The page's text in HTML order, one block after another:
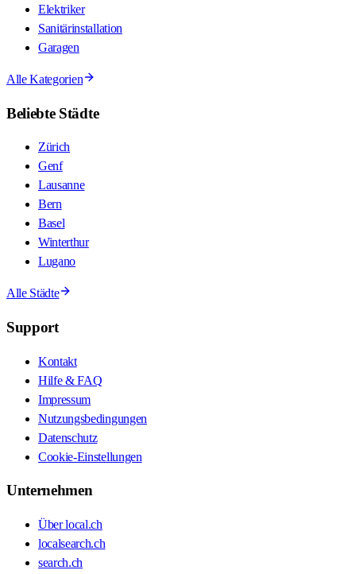
Elektriker
Sanitärinstallation
Garagen
Alle Kategorien
Beliebte Städte
Zürich
Genf
Lausanne
Bern
Basel
Winterthur
Lugano
Alle Städte
Support
Kontakt
Hilfe & FAQ
Impressum
Nutzungsbedingungen
Datenschutz
Cookie-Einstellungen
Unternehmen
Über local.ch
localsearch.ch
search.ch